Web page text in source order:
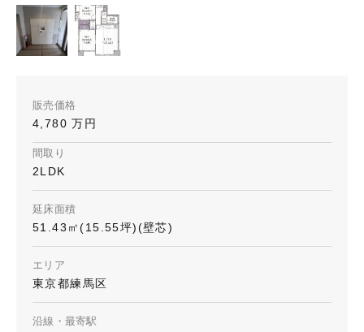
販売価格
4,780 万円
間取り
2LDK
延床面積
51.43㎡(15.55坪)(壁芯)
エリア
東京都練馬区
沿線・最寄駅